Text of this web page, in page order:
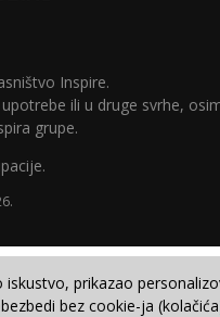
Inspire.
ili u druge svrhe,
grupe.
prikazao
bez cookie-ja